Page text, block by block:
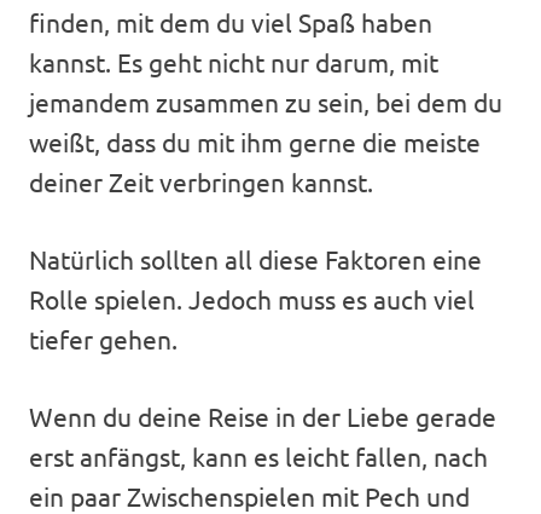
finden, mit dem du viel Spaß haben
kannst. Es geht nicht nur darum, mit
jemandem zusammen zu sein, bei dem du
weißt, dass du mit ihm gerne die meiste
deiner Zeit verbringen kannst.
Natürlich sollten all diese Faktoren eine
Rolle spielen. Jedoch muss es auch viel
tiefer gehen.
Wenn du deine Reise in der Liebe gerade
erst anfängst, kann es leicht fallen, nach
ein paar Zwischenspielen mit Pech und